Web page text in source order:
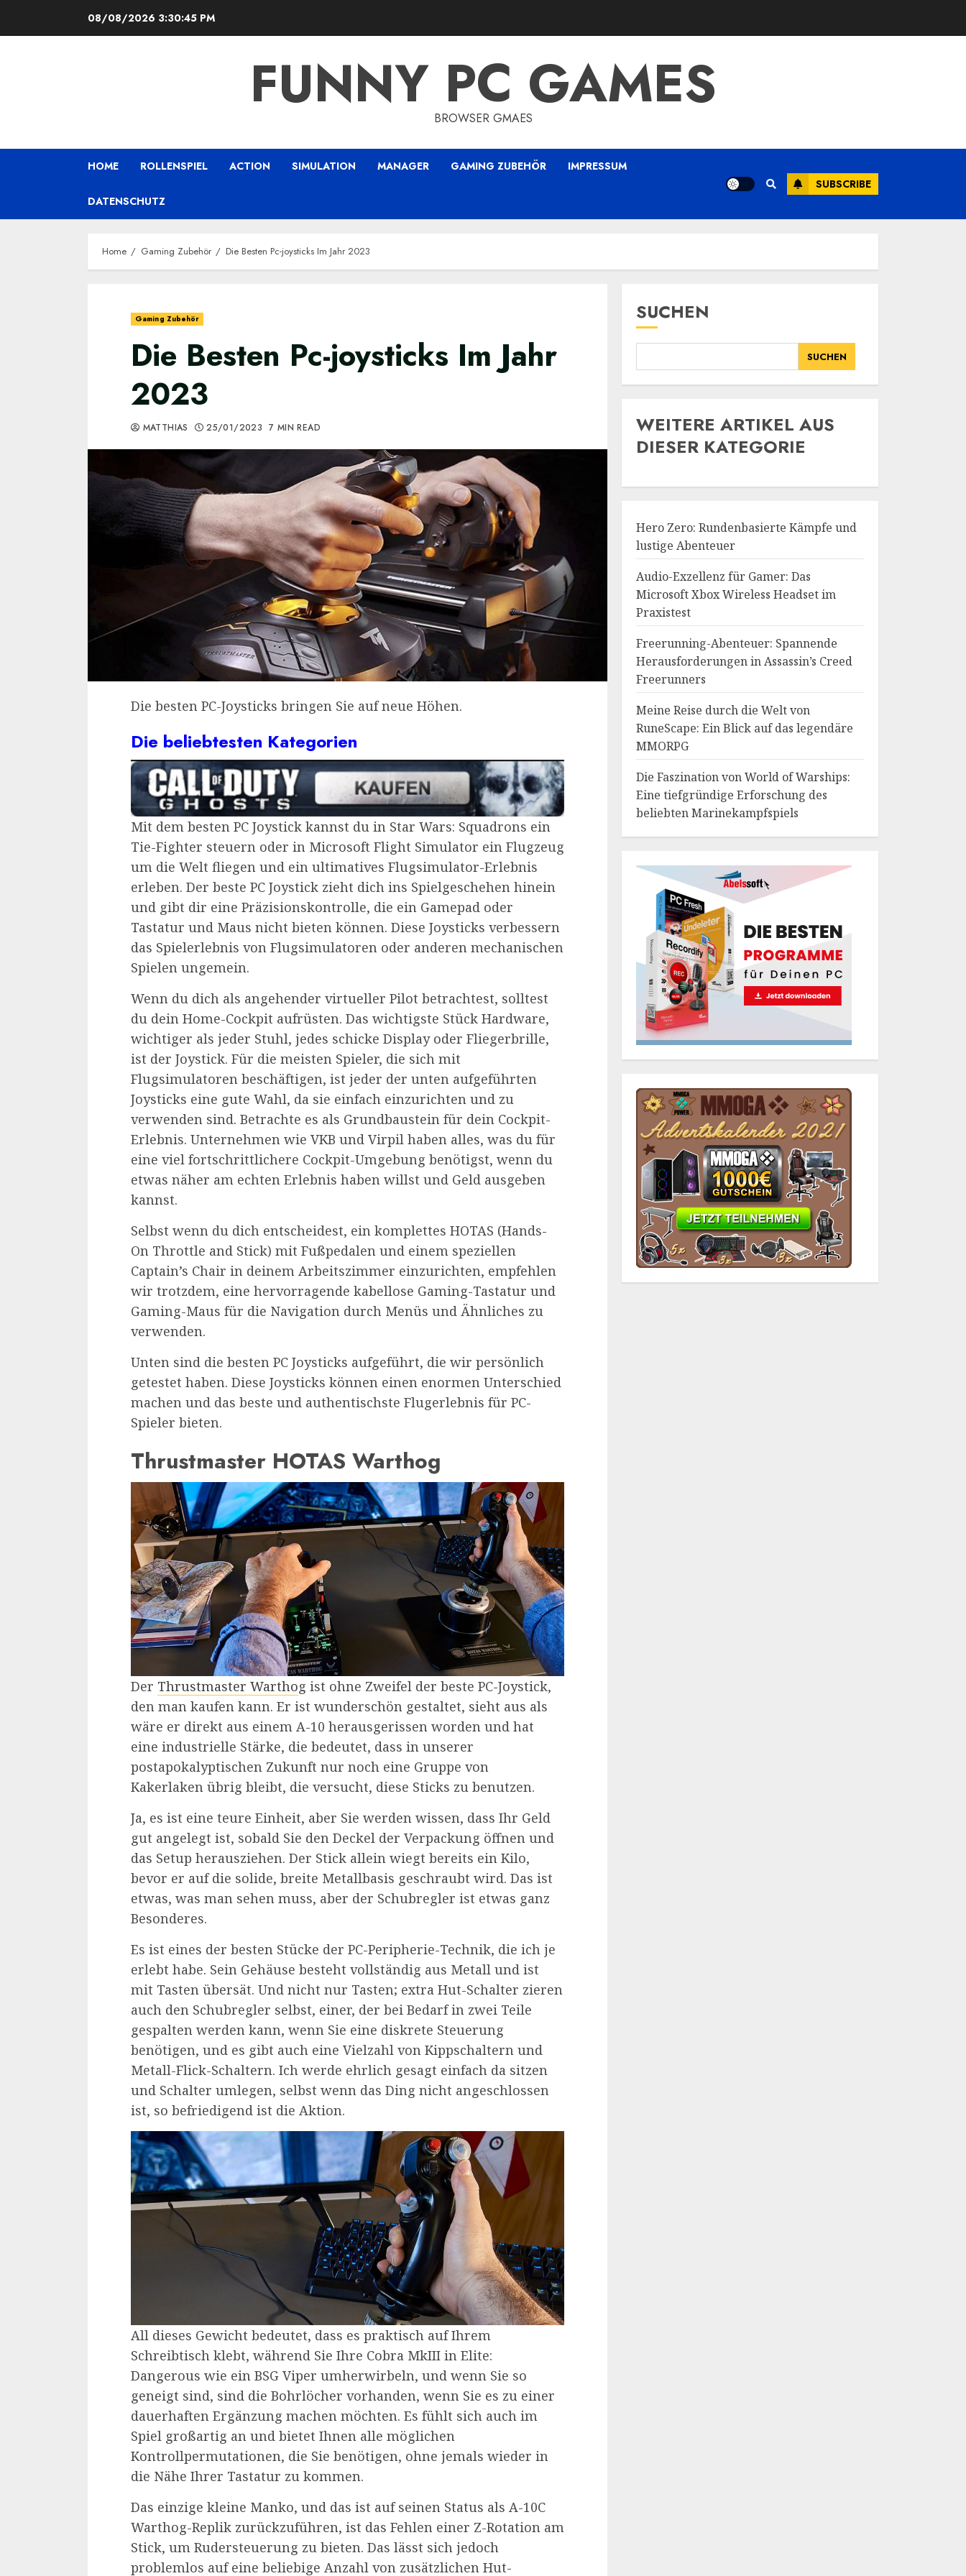
08/08/2026 3:30:46 PM
FUNNY PC GAMES
BROWSER GMAES
HOME ROLLENSPIEL ACTION SIMULATION MANAGER GAMING ZUBEHÖR IMPRESSUM
DATENSCHUTZ
SUBSCRIBE
Home Gaming Zubehör Die Besten Pc-joysticks Im Jahr 2023
Gaming Zubehör
Die Besten Pc-joysticks Im Jahr
2023
MATTHIAS 25/01/2023 7 MIN READ
Die besten PC-Joysticks bringen Sie auf neue Höhen.
Die beliebtesten Kategorien
Mit dem besten PC Joystick kannst du in Star Wars: Squadrons ein
Tie-Fighter steuern oder in Microsoft Flight Simulator ein Flugzeug
um die Welt fliegen und ein ultimatives Flugsimulator-Erlebnis
erleben. Der beste PC Joystick zieht dich ins Spielgeschehen hinein
und gibt dir eine Präzisionskontrolle, die ein Gamepad oder
Tastatur und Maus nicht bieten können. Diese Joysticks verbessern
das Spielerlebnis von Flugsimulatoren oder anderen mechanischen
Spielen ungemein.
Wenn du dich als angehender virtueller Pilot betrachtest, solltest
du dein Home-Cockpit aufrüsten. Das wichtigste Stück Hardware,
wichtiger als jeder Stuhl, jedes schicke Display oder Fliegerbrille,
ist der Joystick. Für die meisten Spieler, die sich mit
Flugsimulatoren beschäftigen, ist jeder der unten aufgeführten
Joysticks eine gute Wahl, da sie einfach einzurichten und zu
verwenden sind. Betrachte es als Grundbaustein für dein Cockpit-
Erlebnis. Unternehmen wie VKB und Virpil haben alles, was du für
eine viel fortschrittlichere Cockpit-Umgebung benötigst, wenn du
etwas näher am echten Erlebnis haben willst und Geld ausgeben
kannst.
Selbst wenn du dich entscheidest, ein komplettes HOTAS (Hands-
On Throttle and Stick) mit Fußpedalen und einem speziellen
Captain’s Chair in deinem Arbeitszimmer einzurichten, empfehlen
wir trotzdem, eine hervorragende kabellose Gaming-Tastatur und
Gaming-Maus für die Navigation durch Menüs und Ähnliches zu
verwenden.
Unten sind die besten PC Joysticks aufgeführt, die wir persönlich
getestet haben. Diese Joysticks können einen enormen Unterschied
machen und das beste und authentischste Flugerlebnis für PC-
Spieler bieten.
Thrustmaster HOTAS Warthog
Der Thrustmaster Warthog ist ohne Zweifel der beste PC-Joystick,
den man kaufen kann. Er ist wunderschön gestaltet, sieht aus als
wäre er direkt aus einem A-10 herausgerissen worden und hat
eine industrielle Stärke, die bedeutet, dass in unserer
postapokalyptischen Zukunft nur noch eine Gruppe von
Kakerlaken übrig bleibt, die versucht, diese Sticks zu benutzen.
Ja, es ist eine teure Einheit, aber Sie werden wissen, dass Ihr Geld
gut angelegt ist, sobald Sie den Deckel der Verpackung öffnen und
das Setup herausziehen. Der Stick allein wiegt bereits ein Kilo,
bevor er auf die solide, breite Metallbasis geschraubt wird. Das ist
etwas, was man sehen muss, aber der Schubregler ist etwas ganz
Besonderes.
Es ist eines der besten Stücke der PC-Peripherie-Technik, die ich je
erlebt habe. Sein Gehäuse besteht vollständig aus Metall und ist
mit Tasten übersät. Und nicht nur Tasten; extra Hut-Schalter zieren
auch den Schubregler selbst, einer, der bei Bedarf in zwei Teile
gespalten werden kann, wenn Sie eine diskrete Steuerung
benötigen, und es gibt auch eine Vielzahl von Kippschaltern und
Metall-Flick-Schaltern. Ich werde ehrlich gesagt einfach da sitzen
und Schalter umlegen, selbst wenn das Ding nicht angeschlossen
ist, so befriedigend ist die Aktion.
All dieses Gewicht bedeutet, dass es praktisch auf Ihrem
Schreibtisch klebt, während Sie Ihre Cobra MkIII in Elite:
Dangerous wie ein BSG Viper umherwirbeln, und wenn Sie so
geneigt sind, sind die Bohrlöcher vorhanden, wenn Sie es zu einer
dauerhaften Ergänzung machen möchten. Es fühlt sich auch im
Spiel großartig an und bietet Ihnen alle möglichen
Kontrollpermutationen, die Sie benötigen, ohne jemals wieder in
die Nähe Ihrer Tastatur zu kommen.
Das einzige kleine Manko, und das ist auf seinen Status als A-10C
Warthog-Replik zurückzuführen, ist das Fehlen einer Z-Rotation am
Stick, um Rudersteuerung zu bieten. Das lässt sich jedoch
problemlos auf eine beliebige Anzahl von zusätzlichen Hut-
SUCHEN
SUCHEN
WEITERE ARTIKEL AUS
DIESER KATEGORIE
Hero Zero: Rundenbasierte Kämpfe und
lustige Abenteuer
Audio-Exzellenz für Gamer: Das
Microsoft Xbox Wireless Headset im
Praxistest
Freerunning-Abenteuer: Spannende
Herausforderungen in Assassin’s Creed
Freerunners
Meine Reise durch die Welt von
RuneScape: Ein Blick auf das legendäre
MMORPG
Die Faszination von World of Warships:
Eine tiefgründige Erforschung des
beliebten Marinekampfspiels